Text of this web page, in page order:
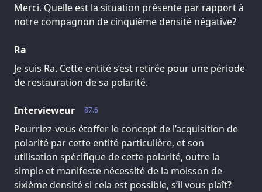
Merci. Quelle est la situation présente par rapport à
notre compagnon de cinquième densité négative?
Ra
Je suis Ra. Cette entité s’est retirée pour une période
de restauration de sa polarité.
87.6
Intervieweur
Pourriez-vous étoffer le concept de l’acquisition de
polarité par cette entité particulière, et son
utilisation spécifique de cette polarité, outre la
simple et manifeste nécessité de la moisson de
sixième densité si cela est possible, s’il vous plaît?